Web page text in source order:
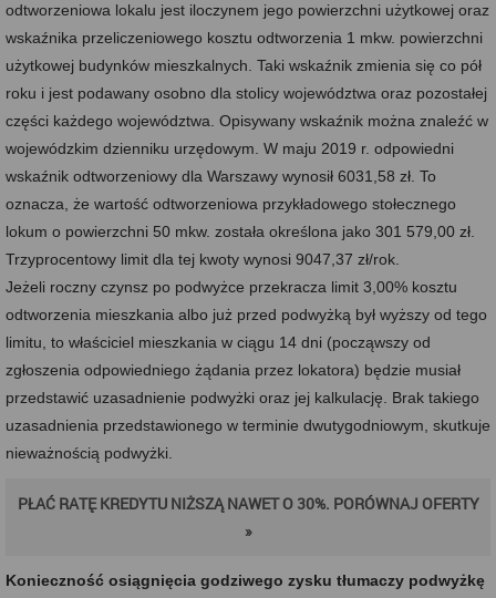
odtworzeniowa lokalu jest iloczynem jego powierzchni użytkowej oraz
wskaźnika przeliczeniowego kosztu odtworzenia 1 mkw. powierzchni
użytkowej budynków mieszkalnych. Taki wskaźnik zmienia się co pół
roku i jest podawany osobno dla stolicy województwa oraz pozostałej
części każdego województwa. Opisywany wskaźnik można znaleźć w
wojewódzkim dzienniku urzędowym. W maju 2019 r. odpowiedni
wskaźnik odtworzeniowy dla Warszawy wynosił 6031,58 zł. To
oznacza, że wartość odtworzeniowa przykładowego stołecznego
lokum o powierzchni 50 mkw. została określona jako 301 579,00 zł.
Trzyprocentowy limit dla tej kwoty wynosi 9047,37 zł/rok.
Jeżeli roczny czynsz po podwyżce przekracza limit 3,00% kosztu
odtworzenia mieszkania albo już przed podwyżką był wyższy od tego
limitu, to właściciel mieszkania w ciągu 14 dni (począwszy od
zgłoszenia odpowiedniego żądania przez lokatora) będzie musiał
przedstawić uzasadnienie podwyżki oraz jej kalkulację. Brak takiego
uzasadnienia przedstawionego w terminie dwutygodniowym, skutkuje
nieważnością podwyżki.
PŁAĆ RATĘ KREDYTU NIŻSZĄ NAWET O 30%. PORÓWNAJ OFERTY
»
Konieczność osiągnięcia godziwego zysku tłumaczy podwyżkę